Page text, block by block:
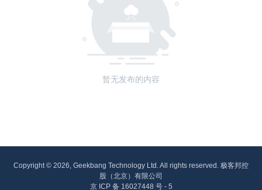
暂无发布的内容
Copyright © 2026, Geekbang Technology Ltd. All rights reserved. 极客邦控
股（北京）有限公司
京 ICP 备 16027448 号 - 5